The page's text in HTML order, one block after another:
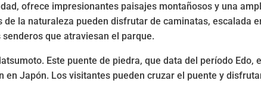
ofrece impresionantes paisajes montañosos y una
la naturaleza pueden disfrutar de caminatas, escalada
que atraviesan el parque.
Este puente de piedra, que data del período Edo,
en Japón. Los visitantes pueden cruzar el puente y